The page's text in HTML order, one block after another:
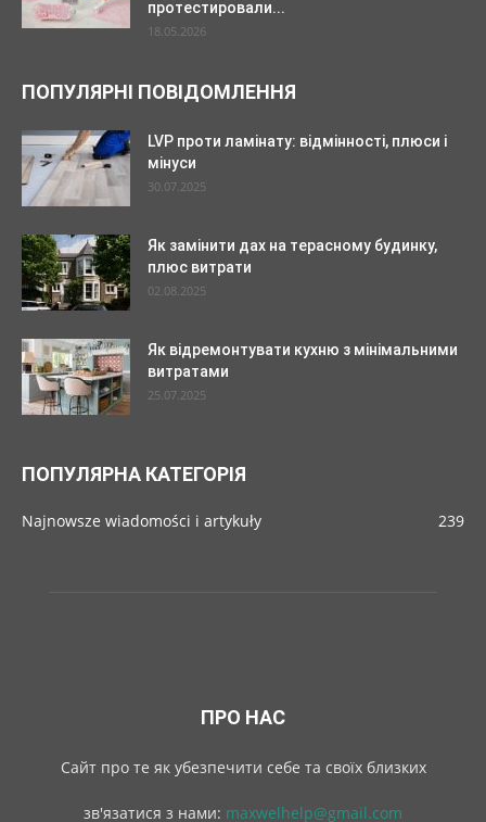
протестировали...
18.05.2026
ПОПУЛЯРНІ ПОВІДОМЛЕННЯ
LVP проти ламінату: відмінності, плюси і
мінуси
30.07.2025
Як замінити дах на терасному будинку,
плюс витрати
02.08.2025
Як відремонтувати кухню з мінімальними
витратами
25.07.2025
ПОПУЛЯРНА КАТЕГОРІЯ
Najnowsze wiadomości i artykuły 239
ПРО НАС
Cайт про те як убезпечити себе та своїх близких
зв'язатися з нами: maxwelhelp@gmail.com